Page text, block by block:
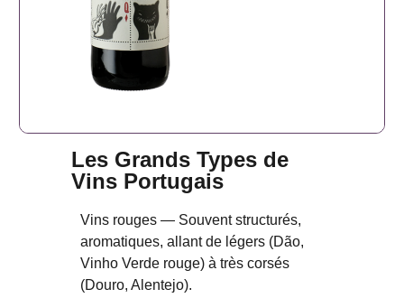
Les Grands Types de
Vins Portugais
Vins rouges — Souvent structurés,
aromatiques, allant de légers (Dão,
Vinho Verde rouge) à très corsés
(Douro, Alentejo).